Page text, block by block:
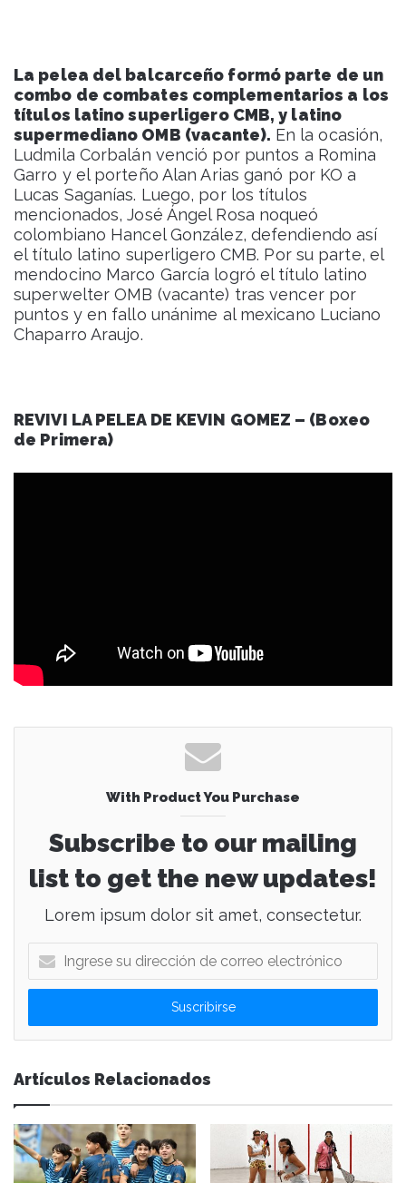
La pelea del balcarceño formó parte de un
combo de combates complementarios a los
títulos latino superligero CMB, y latino
supermediano OMB (vacante). En la ocasión,
Ludmila Corbalán venció por puntos a Romina
Garro y el porteño Alan Arias ganó por KO a
Lucas Saganías. Luego, por los títulos
mencionados, José Ángel Rosa noqueó
colombiano Hancel González, defendiendo así
el título latino superligero CMB. Por su parte, el
mendocino Marco García logró el título latino
superwelter OMB (vacante) tras vencer por
puntos y en fallo unánime al mexicano Luciano
Chaparro Araujo.
REVIVI LA PELEA DE KEVIN GOMEZ – (Boxeo
de Primera)
With Product You Purchase
Subscribe to our mailing
list to get the new updates!
Lorem ipsum dolor sit amet, consectetur.
g
e
s
u
d
i
r
Artículos Relacionados